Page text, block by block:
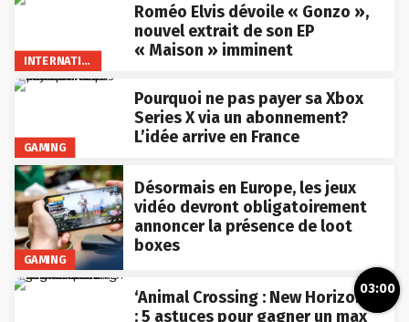
INTERNATIONAL
Roméo Elvis dévoile « Gonzo »,
nouvel extrait de son EP
« Maison » imminent
GAMING
Pourquoi ne pas payer sa Xbox
Series X via un abonnement?
L’idée arrive en France
GAMING
Désormais en Europe, les jeux
vidéo devront obligatoirement
annoncer la présence de loot
boxes
‘Animal Crossing : New Horizons’
: 5 astuces pour gagner un max
03:00